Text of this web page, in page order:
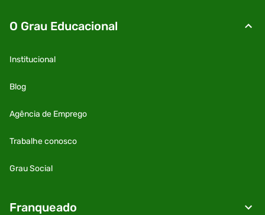
O Grau Educacional
Institucional
Blog
Agência de Emprego
Trabalhe conosco
Grau Social
Franqueado